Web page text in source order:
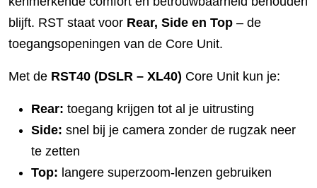
blijft. RST staat voor Rear, Side en Top – de
toegangsopeningen van de Core Unit.
Met de RST40 (DSLR – XL40) Core Unit kun je:
Rear: toegang krijgen tot al je uitrusting
Side: snel bij je camera zonder de rugzak neer
te zetten
Top: langere superzoom-lenzen gebruiken